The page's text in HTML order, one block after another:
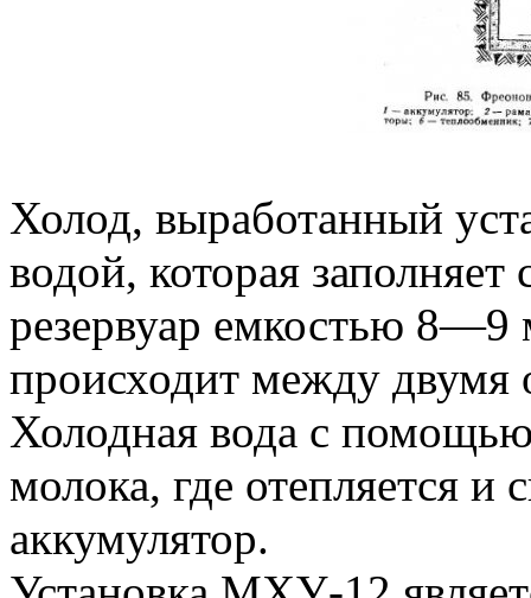
Холод, выработанный
водой, которая
резервуар емкостью
происходит между
Холодная вода с помощью
молока, где отепляется и
аккумулятор.